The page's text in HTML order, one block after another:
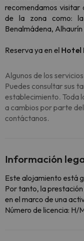
recomendamos visitar
de la zona como: la
Benalmádena,
Reserva ya en el Hotel
Algunos de los
Puedes consultar sus
establecimiento. Toda
a cambios por parte
contáctanos.
Información
Este alojamiento está
Por tanto, la
en el marco de una
Número de licencia: H/